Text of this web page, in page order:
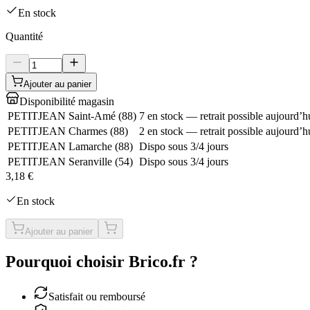
En stock
Quantité
Ajouter au panier
Disponibilité magasin
PETITJEAN Saint-Amé (88) 7 en stock — retrait possible
PETITJEAN Charmes (88)
2 en stock — retrait possible
PETITJEAN Lamarche (88) Dispo sous 3/4 jours
PETITJEAN Seranville (54) Dispo sous 3/4 jours
3,18 €
En stock
Ajouter au panier
Pourquoi choisir Brico.fr ?
Satisfait ou remboursé